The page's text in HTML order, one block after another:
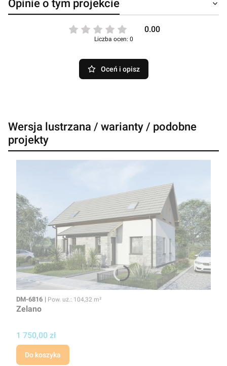
Opinie o tym projekcie
0.00
Liczba ocen: 0
Oceń i opisz
Wersja lustrzana / warianty / podobne
projekty
Kod
DM-6816 Powierzchnia użytkowa
Pow. uż.: 104,32 m²
Zelano
Cena projektu
1 750,00 zł
Do koszyka